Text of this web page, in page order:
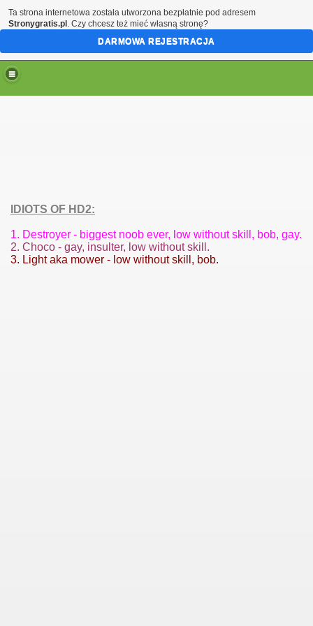
IDIOTS OF HD2:
1. Destroyer - biggest noob ever, low without skill, bob, gay.
2. Choco - gay, insulter, low without skill.
3. Light aka mower - low without skill, bob.
Ta strona internetowa została utworzona bezpłatnie pod adresem
Stronygratis.pl . Czy chcesz też mieć własną stronę?
DARMOWA REJESTRACJA